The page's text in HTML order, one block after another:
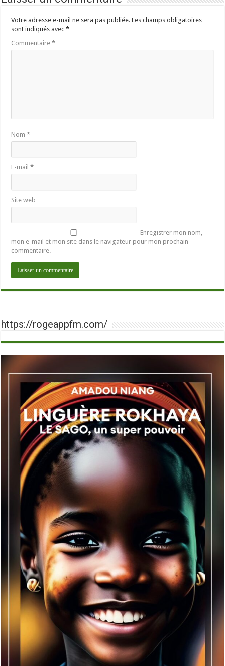
Votre adresse e-mail ne sera pas publiée. Les champs obligatoires
sont indiqués avec*
Commentaire*
Nom*
E-mail*
Site web
Enregistrer mon nom,
mon e-mail et mon site dans le navigateur pour mon prochain
commentaire.
https://rogeappfm.com/